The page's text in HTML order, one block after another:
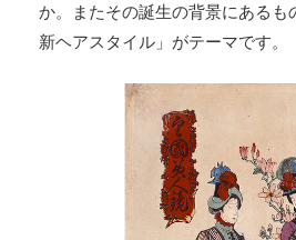
か。またその誕生の背景にあるも
新ヘアスタイル」がテーマです。